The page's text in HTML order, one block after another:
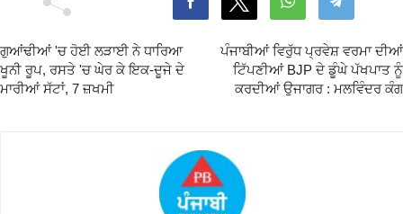
ਗੁਆਂਢੀਆਂ 'ਚ ਹੋਈ ਲੜਾਈ ਨੇ ਧਾਰਿਆ
ਖੂਨੀ ਰੂਪ, ਰਸਤੇ 'ਚ ਘੇਰ ਕੇ ਇਕ-ਦੂਜੇ ਦੇ
ਮਾਰੀਆਂ ਸੱਟਾਂ, 7 ਜ਼ਖਮੀ
ਪੰਜਾਬੀਆਂ ਵਿਰੁੱਧ ਪ੍ਰਵੇਸ਼ ਵਰਮਾ ਦੀਆਂ
ਟਿੱਪਣੀਆਂ BJP ਦੇ ਡੂੰਘੇ ਪੱਖਪਾਤ ਨੂੰ
ਕਰਦੀਆਂ ਉਜਾਗਰ : ਮਲਵਿੰਦਰ ਕੰਗ